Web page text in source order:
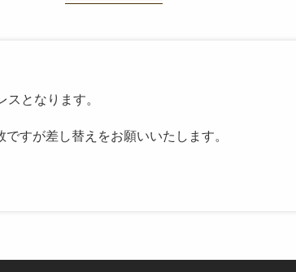
となります。
すが差し替えをお願いいたします。